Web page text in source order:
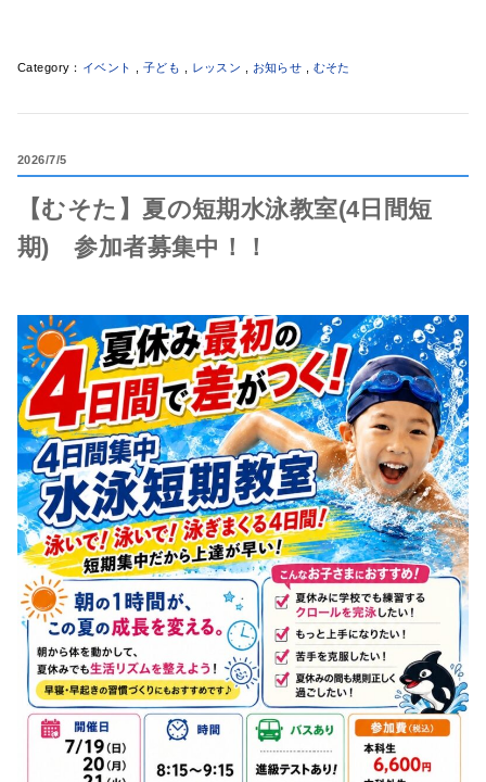
イベント 子ども レッスン お知らせ むそた
2026 7/5
【むそた】夏の短期水泳教室(4日間短
期) 参加者募集中！！